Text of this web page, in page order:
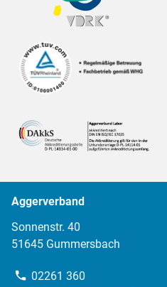
Aggerverband
Sonnenstr. 40
51645 Gummersbach
Telefon:
02261 360